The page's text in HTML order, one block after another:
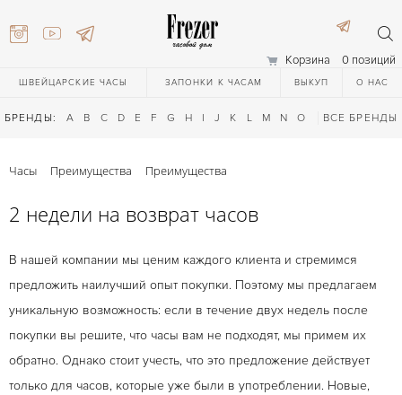
Корзина 0 позиций
ШВЕЙЦАРСКИЕ ЧАСЫ ЗАПОНКИ К ЧАСАМ ВЫКУП О НАС
БРЕНДЫ: A B C D E F G H I J K L M N O Q R S T
ВСЕ БРЕНДЫ
27-44
27-44
Часы Преимущества Преимущества
2 недели на возврат часов
В нашей компании мы ценим каждого клиента и стремимся
предложить наилучший опыт покупки. Поэтому мы предлагаем
уникальную возможность: если в течение двух недель после
покупки вы решите, что часы вам не подходят, мы примем их
обратно. Однако стоит учесть, что это предложение действует
только для часов, которые уже были в употреблении. Новые,